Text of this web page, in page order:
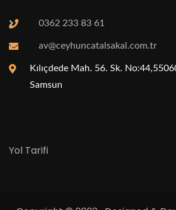
0362 233 83 61
av@ceyhuncatalsakal.com.tr
Kılıçdede Mah. 56. Sk.
Samsun
Yol Tarifi